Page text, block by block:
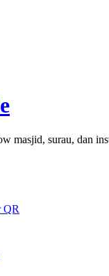
masjid, surau, dan
QR